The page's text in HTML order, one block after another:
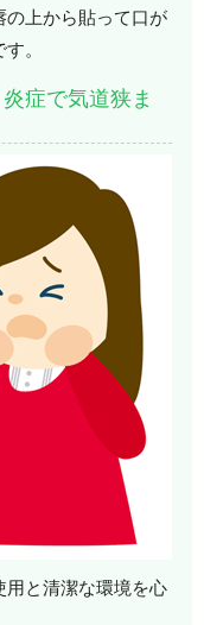
上から貼って口が
。
症で気道狭ま
用と清潔な環境を心